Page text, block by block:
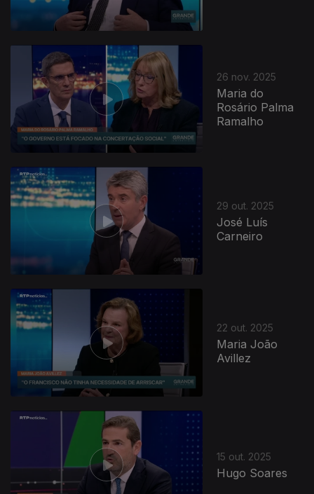
26 nov. 2025
Maria do
Rosário Palma
Ramalho
29 out. 2025
José Luís
Carneiro
22 out. 2025
Maria João
Avillez
15 out. 2025
Hugo Soares